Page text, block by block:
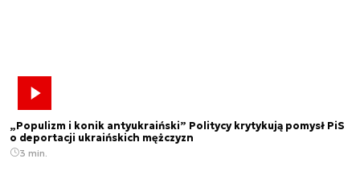
„Populizm i konik antyukraiński” Politycy krytykują pomysł PiS
o deportacji ukraińskich mężczyzn
3 min.